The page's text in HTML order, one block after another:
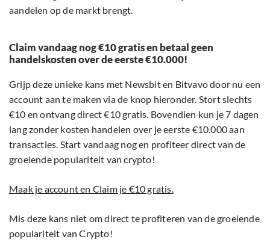
aandelen op de markt brengt.
Claim vandaag nog €10 gratis en betaal geen
handelskosten over de eerste €10.000!
Grijp deze unieke kans met Newsbit en Bitvavo door nu een
account aan te maken via de knop hieronder. Stort slechts
€10 en ontvang direct €10 gratis. Bovendien kun je 7 dagen
lang zonder kosten handelen over je eerste €10.000 aan
transacties. Start vandaag nog en profiteer direct van de
groeiende populariteit van crypto!
Maak je account en Claim je €10 gratis.
Mis deze kans niet om direct te profiteren van de groeiende
populariteit van Crypto!